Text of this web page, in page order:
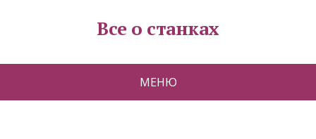
Все о станках
МЕНЮ